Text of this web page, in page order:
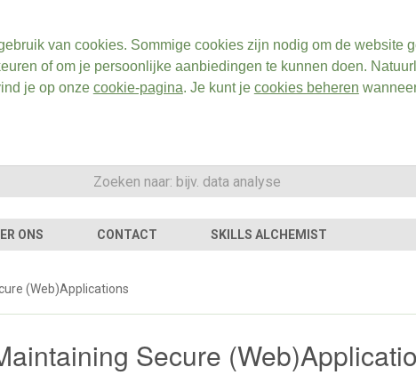
van cookies. Sommige cookies zijn nodig om de website
of om je persoonlijke aanbiedingen te kunnen doen.
je op onze cookie-pagina. Je kunt je cookies beheren
ONS CONTACT SKILLS ALCHEMIST
(Web)Applications
Secure